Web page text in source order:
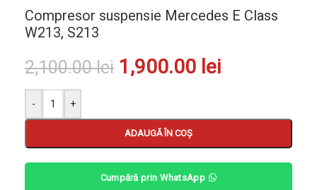
Compresor suspensie Mercedes E Class
W213, S213
2,100.00lei 1,900.00 lei
- +
ADAUGĂ ÎN COȘ
Cumpără prin WhatsApp